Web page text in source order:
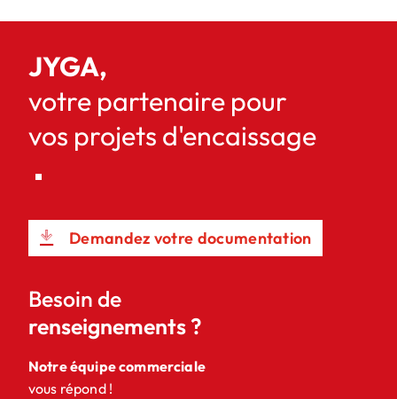
JYGA,
votre partenaire pour
vos projets d'encaissage
Demandez votre documentation
Besoin de
renseignements ?
Notre équipe commerciale
vous répond !